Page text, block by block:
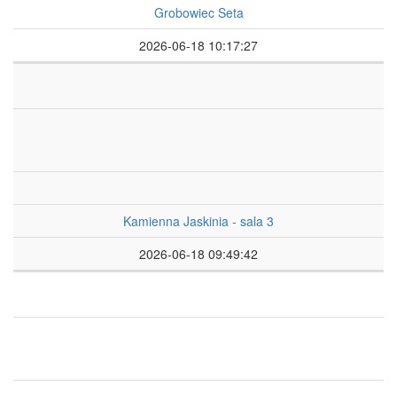
Grobowiec Seta
2026-06-18 10:17:27
Kamienna Jaskinia - sala 3
2026-06-18 09:49:42